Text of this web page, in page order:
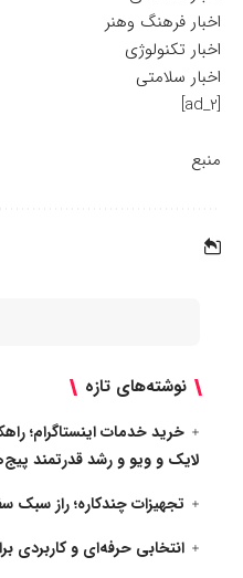
اخبار فرهنگ وهنر
اخبار تکنولوژی
اخبار سلامتی
[ad_2]
منبع
نوشته‌های تازه
خرید خدمات اینستاگرام؛
لایک و ویو و رشد قدرتمند
تجهیزات چندکاره؛ راز سبک
انتخابی حرفه‌ای و